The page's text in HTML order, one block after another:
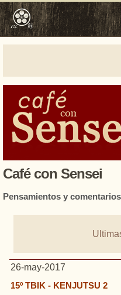
Café con Sensei
Pensamientos y
26-may-2017
15º TBIK - KENJUTSU 2